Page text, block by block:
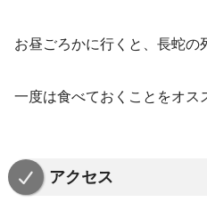
お昼ごろかに行くと、長蛇の
一度は食べておくことをオス
アクセス